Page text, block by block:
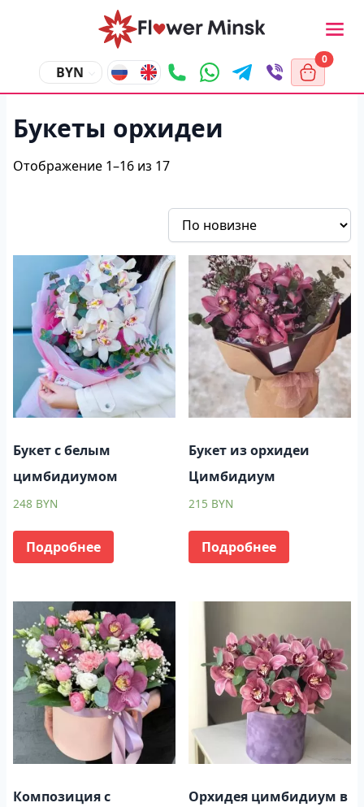
BYN
0
Букеты орхидеи
Отображение 1–16 из 17
Букет с белым
цимбидиумом
248 BYN
Подробнее
Букет из орхидеи
Цимбидиум
215 BYN
Подробнее
Композиция с
Орхидея цимбидиум в